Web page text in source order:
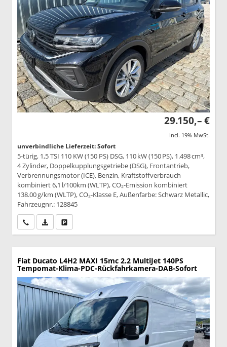
29.150,– €
incl. 19% MwSt.
unverbindliche Lieferzeit: Sofort
5-türig, 1,5 TSI 110 KW (150 PS) DSG, 110 kW (150 PS), 1.498 cm³,
4 Zylinder, Doppelkupplungsgetriebe (DSG), Frontantrieb,
Verbrennungsmotor (ICE), Benzin, Kraftstoffverbrauch
kombiniert 6,1 l/100km (WLTP), CO₂-Emission kombiniert
138.00 g/km (WLTP), CO₂-Klasse E, Außenfarbe: Schwarz Metallic,
Fahrzeugnr.: 128845
Wir rufen Sie anPDF-Datei, Fahrzeugexposé drucken
Fiat Ducato L4H2 MAXI 15mc 2.2 MultiJet 140PS
Tempomat-Klima-PDC-Rückfahrkamera-DAB-Sofort